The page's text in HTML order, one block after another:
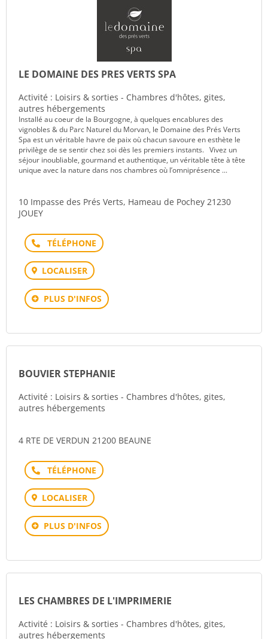
LE DOMAINE DES PRES VERTS SPA
Activité : Loisirs & sorties - Chambres d'hôtes, gites,
autres hébergements
Installé au coeur de la Bourgogne, à quelques encablures des
vignobles & du Parc Naturel du Morvan, le Domaine des Prés Verts
Spa est un véritable havre de paix où chacun savoure en esthète le
privilège de se sentir chez soi dès les premiers instants. Vivez un
séjour inoubliable, gourmand et authentique, un véritable tête à tête
unique avec la nature dans nos chambres où l’omniprésence ...
10 Impasse des Prés Verts, Hameau de Pochey 21230
JOUEY
Téléphone
LOCALISER
PLUS D'INFOS
BOUVIER STEPHANIE
Activité : Loisirs & sorties - Chambres d'hôtes, gites,
autres hébergements
4 RTE DE VERDUN 21200 BEAUNE
Téléphone
LOCALISER
PLUS D'INFOS
LES CHAMBRES DE L'IMPRIMERIE
Activité : Loisirs & sorties - Chambres d'hôtes, gites,
autres hébergements